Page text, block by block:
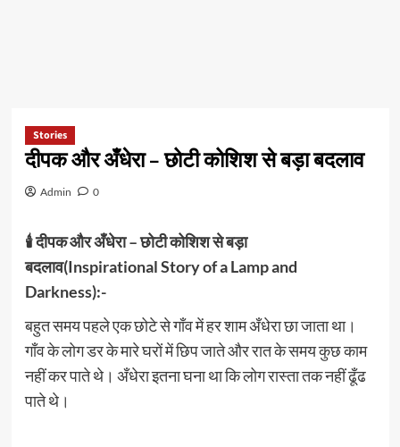
Stories
दीपक और अँधेरा – छोटी कोशिश से बड़ा बदलाव
Admin 0
🕯️ दीपक और अँधेरा – छोटी कोशिश से बड़ा
बदलाव(Inspirational Story of a Lamp and
Darkness):-
बहुत समय पहले एक छोटे से गाँव में हर शाम अँधेरा छा जाता था।
गाँव के लोग डर के मारे घरों में छिप जाते और रात के समय कुछ काम
नहीं कर पाते थे। अँधेरा इतना घना था कि लोग रास्ता तक नहीं ढूँढ
पाते थे।